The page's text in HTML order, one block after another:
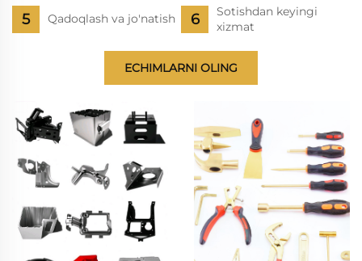
Qadoqlash va jo'natish
Sotishdan keyingi
xizmat
ECHIMLARNI OLING